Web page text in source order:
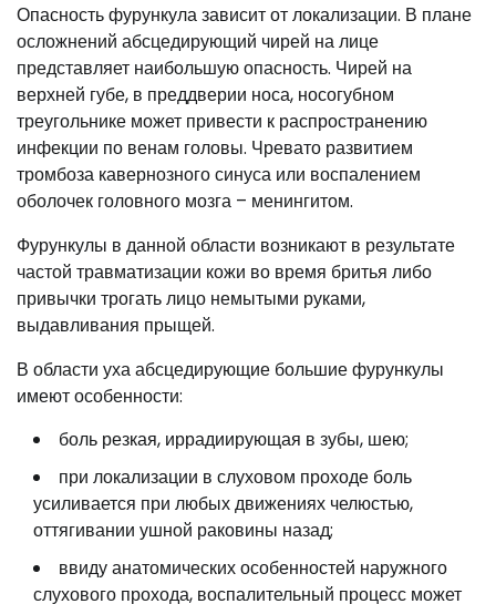
Опасность фурункула зависит от локализации. В плане
осложнений абсцедирующий чирей на лице
представляет наибольшую опасность. Чирей на
верхней губе, в преддверии носа, носогубном
треугольнике может привести к распространению
инфекции по венам головы. Чревато развитием
тромбоза кавернозного синуса или воспалением
оболочек головного мозга – менингитом.
Фурункулы в данной области возникают в результате
частой травматизации кожи во время бритья либо
привычки трогать лицо немытыми руками,
выдавливания прыщей.
В области уха абсцедирующие большие фурункулы
имеют особенности:
боль резкая, иррадиирующая в зубы, шею;
при локализации в слуховом проходе боль
усиливается при любых движениях челюстью,
оттягивании ушной раковины назад;
ввиду анатомических особенностей наружного
слухового прохода, воспалительный процесс может